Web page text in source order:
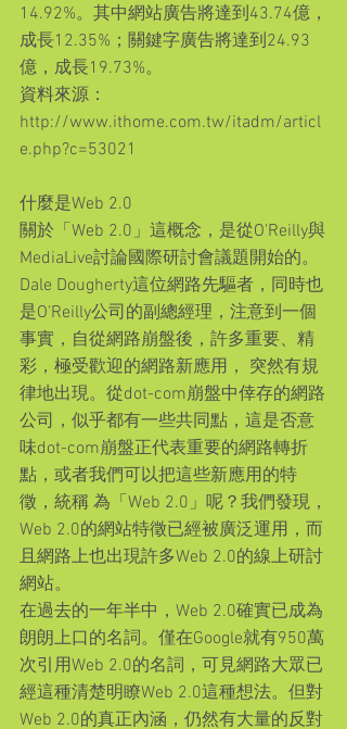
14.92%。其中網站廣告將達到43.74億，
成長12.35%；關鍵字廣告將達到24.93
億，成長19.73%。
資料來源：
http://www.ithome.com.tw/itadm/articl
e.php?c=53021
什麼是Web 2.0
關於「Web 2.0」這概念，是從O'Reilly與
MediaLive討論國際研討會議題開始的。
Dale Dougherty這位網路先驅者，同時也
是O'Reilly公司的副總經理，注意到一個
事實，自從網路崩盤後，許多重要、精
彩，極受歡迎的網路新應用， 突然有規
律地出現。從dot-com崩盤中倖存的網路
公司，似乎都有一些共同點，這是否意
味dot-com崩盤正代表重要的網路轉折
點，或者我們可以把這些新應用的特
徵，統稱 為「Web 2.0」呢？我們發現，
Web 2.0的網站特徵已經被廣泛運用，而
且網路上也出現許多Web 2.0的線上研討
網站。
在過去的一年半中，Web 2.0確實已成為
朗朗上口的名詞。僅在Google就有950萬
次引用Web 2.0的名詞，可見網路大眾已
經這種清楚明瞭Web 2.0這種想法。但對
Web 2.0的真正內涵，仍然有大量的反對